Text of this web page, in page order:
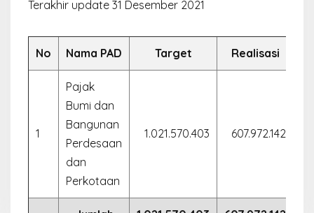
Terakhir update 31 Desember 2021
No Nama PAD Target Realisasi
1
Pajak
Bumi dan
Bangunan
Perdesaan
dan
Perkotaan
1.021.570.403 607.972.142